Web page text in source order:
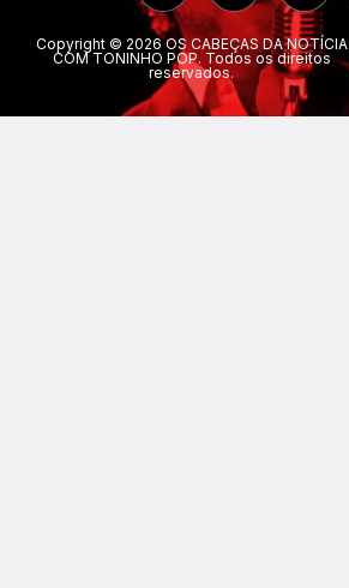
Copyright © 2026 OS CABEÇAS DA NOTÍCIA
COM TONINHO POP. Todos os direitos
reservados.